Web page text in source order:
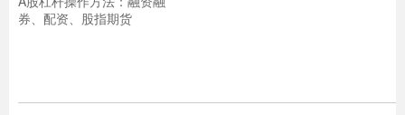
券、配资、股指期货